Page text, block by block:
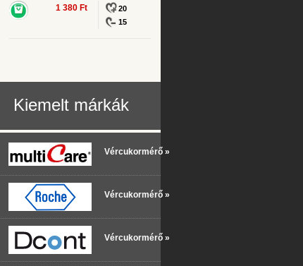
1 380 Ft
20
15
Kiemelt márkák
Vércukormérő »
Vércukormérő »
Vércukormérő »